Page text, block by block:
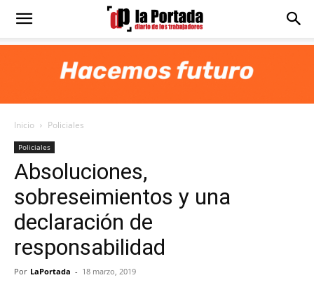
Diario
Portada
Inicio Policiales
Policiales
Absoluciones,
sobreseimientos y una
declaración de
responsabilidad
Por LaPortada - 18 marzo, 2019